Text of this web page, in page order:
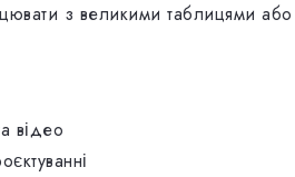
з великими таблицями або
відео